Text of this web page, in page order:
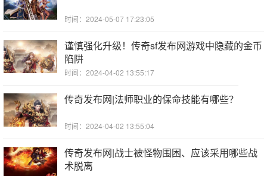
时间：2024-05-07 17:23:05
谨慎强化升级！传奇sf发布网游戏中隐藏的金币
陷阱
时间：2024-04-02 13:55:17
传奇发布网|法师职业的保命技能有哪些？
时间：2024-04-02 13:55:04
传奇发布网|战士被怪物围困、应该采用哪些战
术脱离